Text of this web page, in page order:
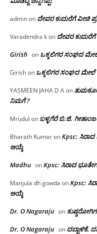
adminon ದೇವರ ಕುದುರೆಗೆ ವೀಚಿ
Varadendra kon ದೇವರ
Girish on ಒಕ್ಕಲಿಗರ ಸಂಘದ
Girishon ಒಕ್ಕಲಿಗರ ಸಂಘದ
YASMEEN JAHA D Aon
ನಿಮಗೆ ?
Mrudul on ಬಳ್ಳಗೆರೆ ಬಿ.ಜಿ.
Bharath KumaronKpsc: ಸಿರಾದ
ಆಯ್ಕೆ
Madhu onKpsc: ಸಿರಾದ
Manjula dh gowda onKpsc:
ಆಯ್ಕೆ
Dr. O Nagaraju on
Dr. O Nagaraju on ದಬ್ಬಾಳಿಕೆ,